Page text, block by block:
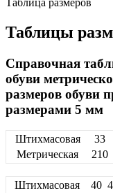
Таблицы
Справочная
обуви
размеров обуви
размерами 5 мм
Штихмасовая 33
Метрическая
210
Штихмасовая 40